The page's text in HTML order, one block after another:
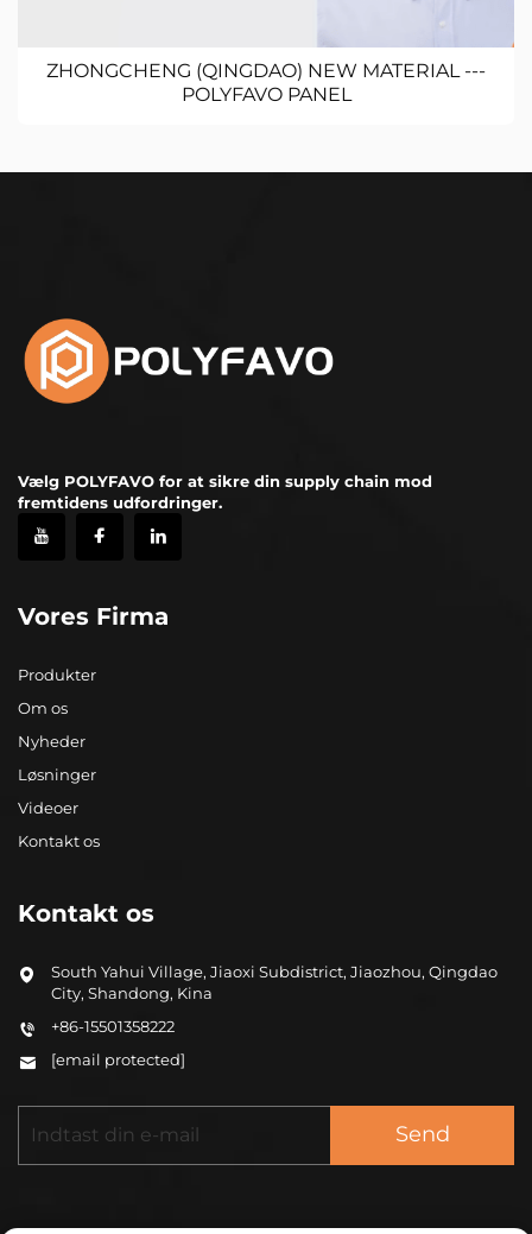
ZHONGCHENG (QINGDAO) NEW MATERIAL ---
POLYFAVO PANEL
Vælg POLYFAVO for at sikre din supply chain mod
fremtidens udfordringer.
Vores Firma
Produkter
Om os
Nyheder
Løsninger
Videoer
Kontakt os
Kontakt os
South Yahui Village, Jiaoxi Subdistrict, Jiaozhou, Qingdao
City, Shandong, Kina
+86-15501358222
[email protected]
Send